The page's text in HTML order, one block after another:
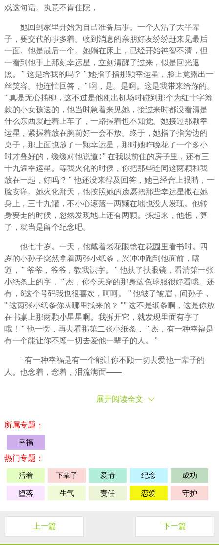
戏这句话。执意不肯住院，
她回到家里开始为自己准备后事。 一个人 活了大半辈
子，要交代的事多着。收到消息的亲朋好友纷纷赶来见最后
一面。他是最后一个。她躺在床上，已经开始神智不清，但
一看到他手上那刻幸运星，立刻清醒了过来，似是回光返
照。 " 这是给我的吗？ " 她指了指那颗幸运星，脸上竟露出一
丝笑容。他连忙回答， " 啊，是。是啊。这是我带来给你的。
" 真是无心插柳，这不过是他刚出机场时碰到那个为红十字筹
款的小女孩送的，他当时急着来见她，接过来时都没看清是
什么东西就赶着上车了，一路握着也不知觉。她接过那颗幸
运星，紧握着放在胸前好一会不放。终于，她指了指旁边的
桌子，那上面也放了一颗幸运星，那时她昨晚花了一个多小
时才叠好的，缓缓对他说道∶ " 在我以前住的房子里，还有三
十九罐幸运星。等我火化的时候，你把那些连同这两颗和我
放在一起，好吗？ " 他还没来得及回答，她已经合上眼睛，一
脸安详。她火化那天，他按照她的遗愿把那些幸运星撒在她
身上，三十九罐，不小心滚落一两颗在地也没人发现。他转
身要走的时候，忽然发现地上还有两颗。拣起来，他想，算
了，就当是留个纪念吧。
他七十岁。一天，他戴着老花眼镜在花园里看书时。四
岁的小孙子突然拿着两张小纸条，兴冲冲跑到他面前，嚷
道， " 爷爷 ，爷爷，教我识字。 " 他扶了扶眼镜，看清第一张
小纸条上的字， " 杰，你今天穿的那身蓝色球服很好看哦。还
有，6这个号码我也很喜欢，呵呵。 " 他皱了皱眉，问孙子，
" 这两张小纸条你从哪里找来的？ "" 这不是纸条啊，这是你放
在书桌上那两颗小星星啊。我拆开它，就发现里面有字了
哦！ " 他一愣，再去看那第二张小纸条， " 杰，有一种幸福是
有一个能让你不顾一切去爱他一辈子的人。 "
" 有一种幸福是有一个能让你不顾一切去爱他一辈子的
人。他念着，念着，泪流满面——
展开阅读全文
所属专题：
幸福
热门专题：
活着 下辈子 爱情 纪念 成功
堕落 生气 责任 恋爱 守护
上一篇 下一篇